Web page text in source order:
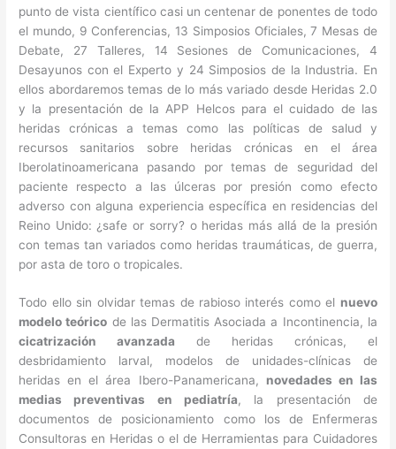
punto de vista científico casi un centenar de ponentes de todo
el mundo, 9 Conferencias, 13 Simposios Oficiales, 7 Mesas de
Debate, 27 Talleres, 14 Sesiones de Comunicaciones, 4
Desayunos con el Experto y 24 Simposios de la Industria. En
ellos abordaremos temas de lo más variado desde Heridas 2.0
y la presentación de la APP Helcos para el cuidado de las
heridas crónicas a temas como las políticas de salud y
recursos sanitarios sobre heridas crónicas en el área
Iberolatinoamericana pasando por temas de seguridad del
paciente respecto a las úlceras por presión como efecto
adverso con alguna experiencia específica en residencias del
Reino Unido: ¿safe or sorry? o heridas más allá de la presión
con temas tan variados como heridas traumáticas, de guerra,
por asta de toro o tropicales.
Todo ello sin olvidar temas de rabioso interés como el nuevo
modelo teórico de las Dermatitis Asociada a Incontinencia, la
cicatrización avanzada de heridas crónicas, el
desbridamiento larval, modelos de unidades-clínicas de
heridas en el área Ibero-Panamericana, novedades en las
medias preventivas en pediatría, la presentación de
documentos de posicionamiento como los de Enfermeras
Consultoras en Heridas o el de Herramientas para Cuidadores